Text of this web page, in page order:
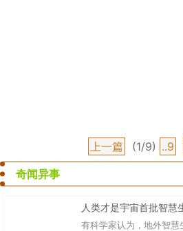
上一篇 (1/9) ..9
奇闻异事
人类才是宇宙首批智慧
有科学家认为，地外智慧